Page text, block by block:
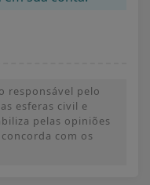
responsável pelo
esferas civil e
pelas opiniões
com os